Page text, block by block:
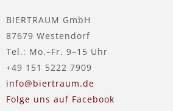
BIERTRAUM GmbH
87679 Westendorf
Tel.: Mo.–Fr. 9–15 Uhr
+49 151 5222 7909
info@biertraum.de
Folge uns auf Facebook